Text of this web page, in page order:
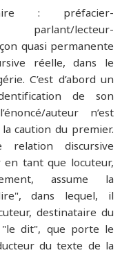
: préfacier-
parlant/lecteur-
quasi permanente
réelle, dans le
C’est d’abord un
de son
auteur n’est
caution du premier.
discursive
tant que locuteur,
assume la
", dans lequel, il
destinataire du
"le dit", que porte le
du texte de la